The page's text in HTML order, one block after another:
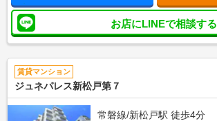
お店にLINEで相談する
賃貸マンション
ジュネパレス新松戸第７
常磐線/新松戸駅 徒歩4分